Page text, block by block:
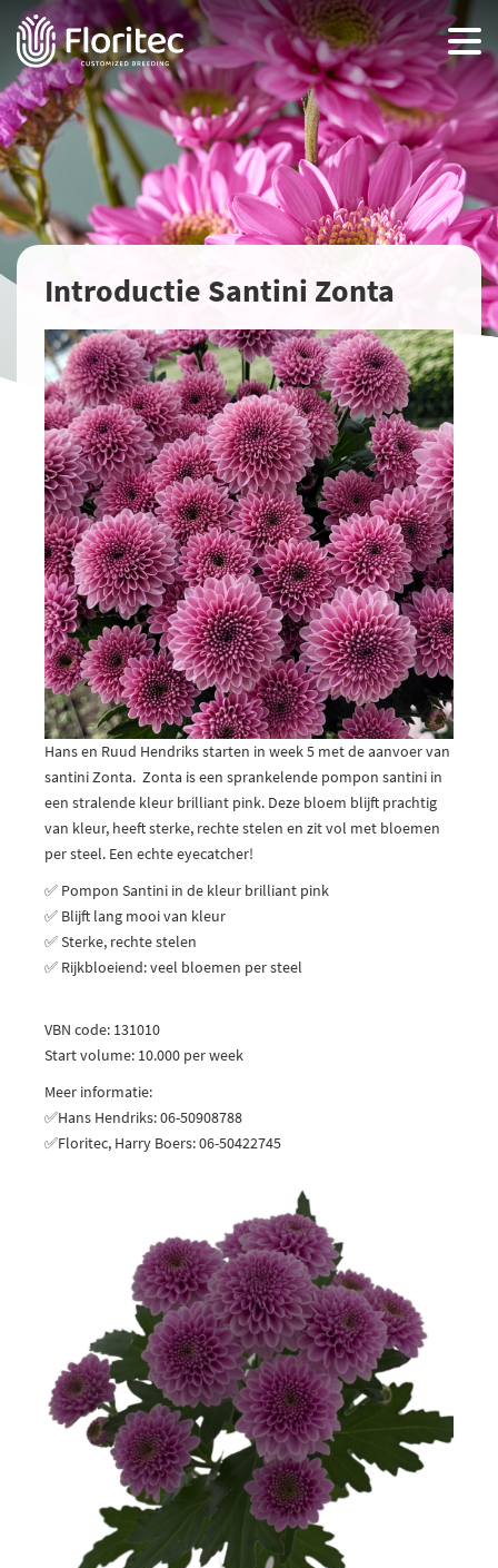
Introductie Santini Zonta
Hans en Ruud Hendriks starten in week 5 met de aanvoer van
santini Zonta. Zonta is een sprankelende pompon santini in
een stralende kleur brilliant pink. Deze bloem blijft prachtig
van kleur, heeft sterke, rechte stelen en zit vol met bloemen
per steel. Een echte eyecatcher!
✅ Pompon Santini in de kleur brilliant pink
✅ Blijft lang mooi van kleur
✅ Sterke, rechte stelen
✅ Rijkbloeiend: veel bloemen per steel
VBN code: 131010
Start volume: 10.000 per week
Meer informatie:
✅Hans Hendriks: 06-50908788
✅Floritec, Harry Boers: 06-50422745